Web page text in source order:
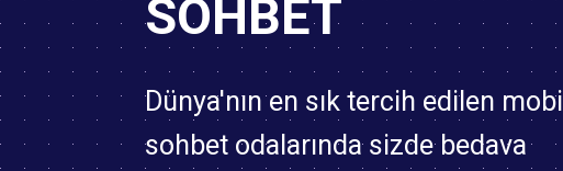
SOHBET
Dünya'nın en sık tercih edilen mobil
sohbet odalarında sizde bedava